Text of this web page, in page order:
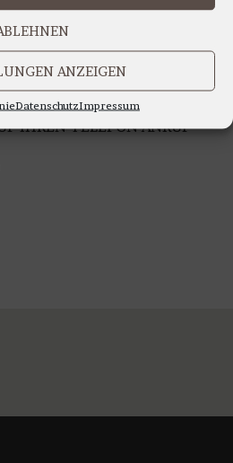
ANZEIGEN
DatenschutzImpressum
AUCH TELEFONISCH
bis 18.00 Uhr
IHREN TELEFON ANRUF